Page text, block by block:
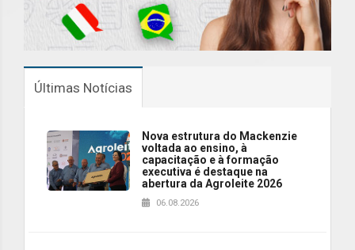
Últimas Notícias
Nova estrutura do Mackenzie
voltada ao ensino, à
capacitação e à formação
executiva é destaque na
abertura da Agroleite 2026
06.08.2026